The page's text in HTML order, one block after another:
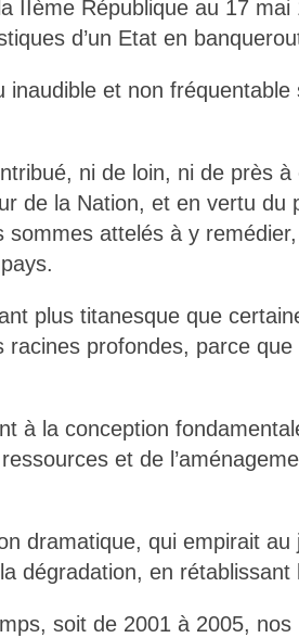
IIème République au 17
d’un Etat en
inaudible et non fréquentable
ni de loin, ni de près
de la Nation, et en vertu du
sommes attelés à y
plus titanesque que
racines profondes, parce
à la conception
et de
dramatique, qui empirait au
dégradation, en rétablissant
soit de 2001 à 2005,